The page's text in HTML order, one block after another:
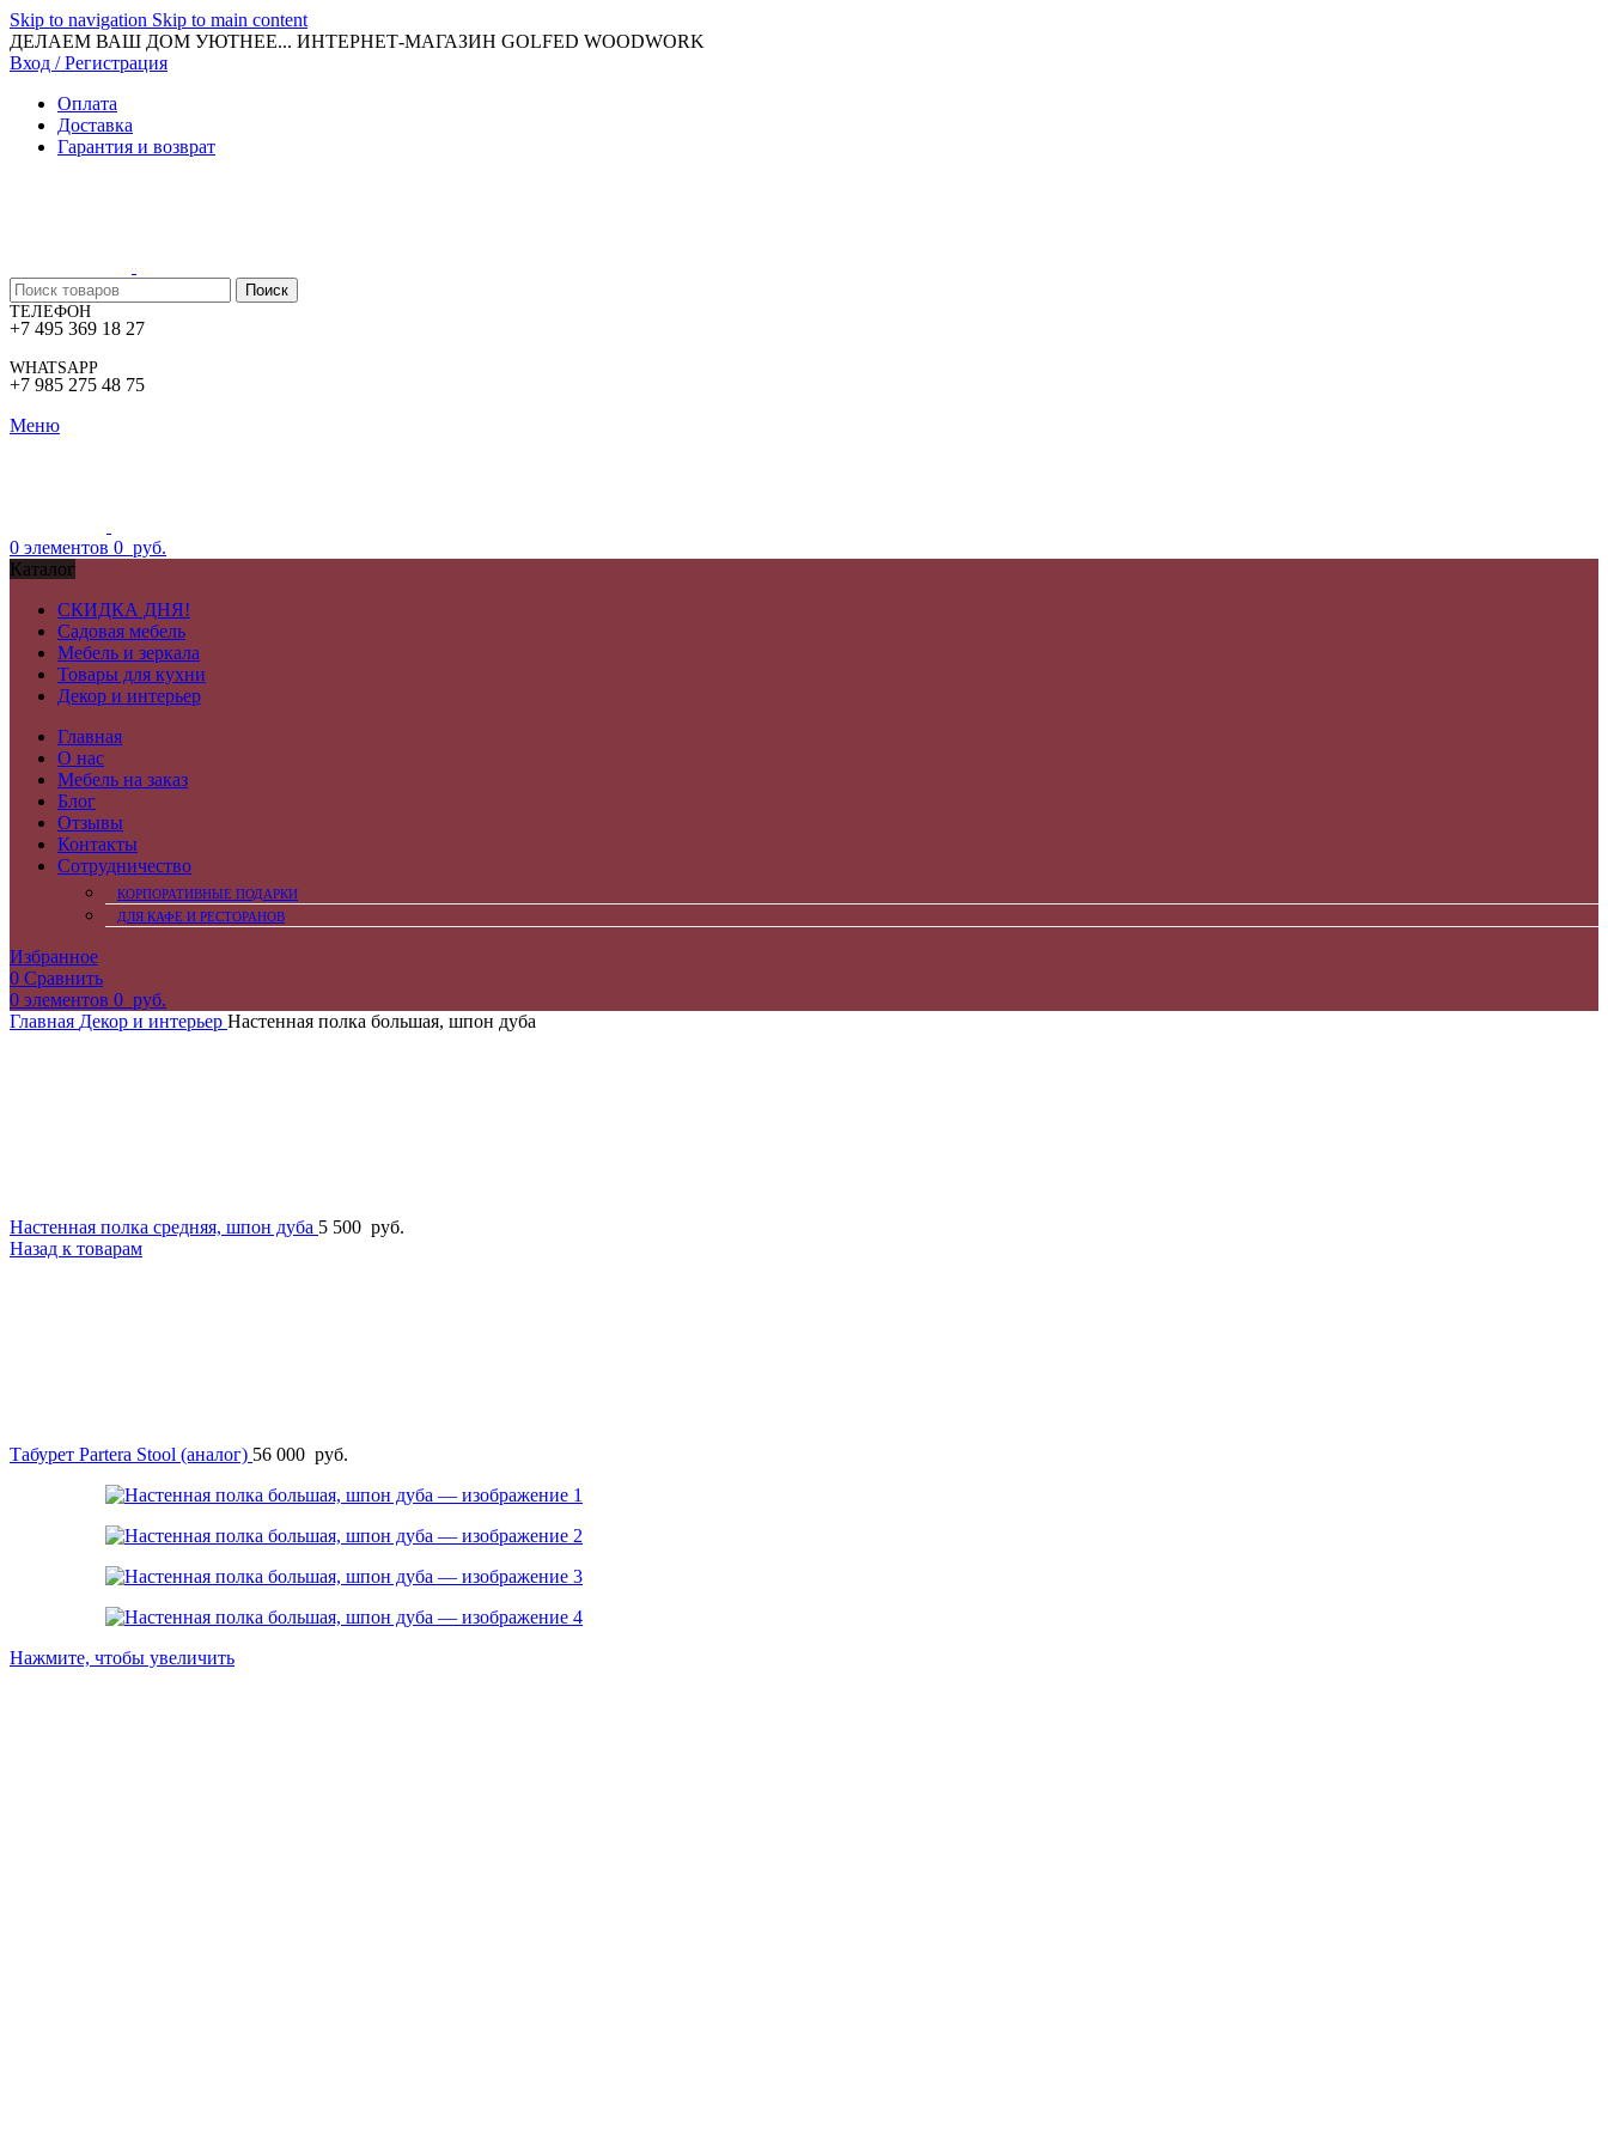
Skip to navigation Skip to main content
ДЕЛАЕМ ВАШ ДОМ УЮТНЕЕ... ИНТЕРНЕТ-МАГАЗИН GOLFED WOODWORK
Вход / Регистрация
Оплата
Доставка
Гарантия и возврат
Поиск
ТЕЛЕФОН
+7 495 369 18 27
WHATSAPP
+7 985 275 48 75
Меню
0 элементов 0 руб.
Каталог
СКИДКА ДНЯ!
Садовая мебель
Мебель и зеркала
Товары для кухни
Декор и интерьер
Главная
О нас
Мебель на заказ
Блог
Отзывы
Контакты
Сотрудничество
КОРПОРАТИВНЫЕ ПОДАРКИ
ДЛЯ КАФЕ И РЕСТОРАНОВ
Избранное
0 Сравнить
0 элементов 0 руб.
Главная Декор и интерьер Настенная полка большая, шпон дуба
Настенная полка средняя, шпон дуба 5 500 руб.
Назад к товарам
Табурет Partera Stool (аналог) 56 000 руб.
Нажмите, чтобы увеличить